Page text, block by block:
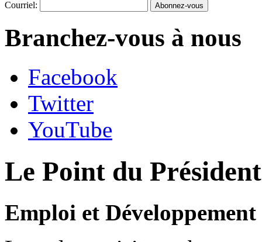
Courriel:
Branchez-vous à nous
Facebook
Twitter
YouTube
Le Point du
Emploi et